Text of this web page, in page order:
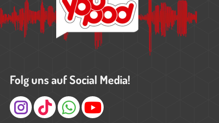
Folg uns auf Social Media!
Instagram